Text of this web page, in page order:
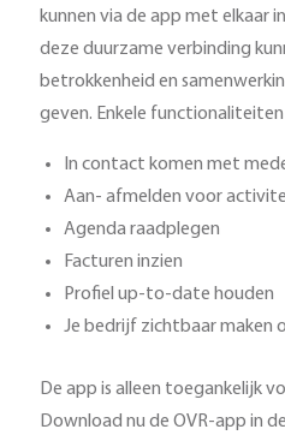
kunnen via de app met elkaar
deze duurzame verbinding
betrokkenheid en
geven. Enkele
In contact komen met
Aan- afmelden voor
Agenda raadplegen
Facturen inzien
Profiel up-to-date houden
Je bedrijf zichtbaar maken
De app is alleen toegankelijk
Download nu de OVR-app in